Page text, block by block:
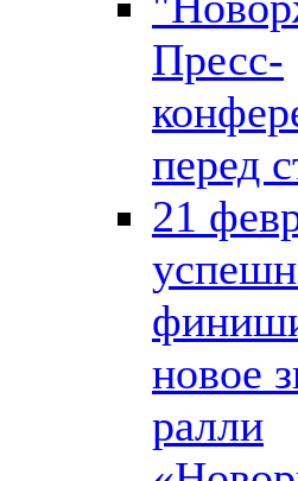
Пресс-
перед
21
новое
ралли